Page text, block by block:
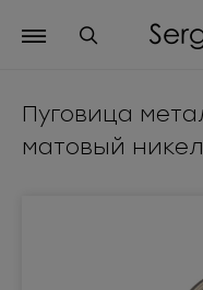
Пуговица
матовый